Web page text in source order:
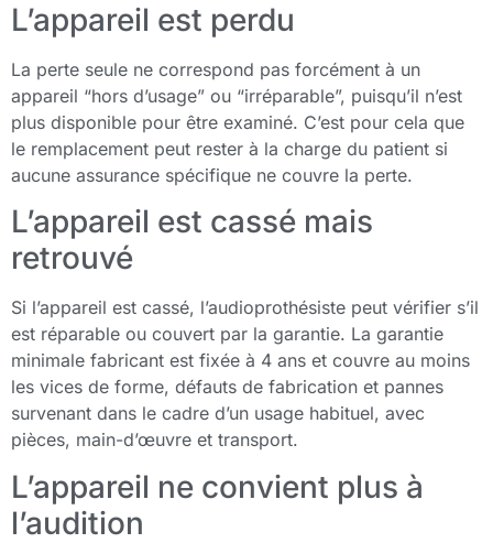
L’appareil est perdu
La perte seule ne correspond pas forcément à un
appareil “hors d’usage” ou “irréparable”, puisqu’il n’est
plus disponible pour être examiné. C’est pour cela que
le remplacement peut rester à la charge du patient si
aucune assurance spécifique ne couvre la perte.
L’appareil est cassé mais
retrouvé
Si l’appareil est cassé, l’audioprothésiste peut vérifier s’il
est réparable ou couvert par la garantie. La garantie
minimale fabricant est fixée à 4 ans et couvre au moins
les vices de forme, défauts de fabrication et pannes
survenant dans le cadre d’un usage habituel, avec
pièces, main-d’œuvre et transport.
L’appareil ne convient plus à
l’audition